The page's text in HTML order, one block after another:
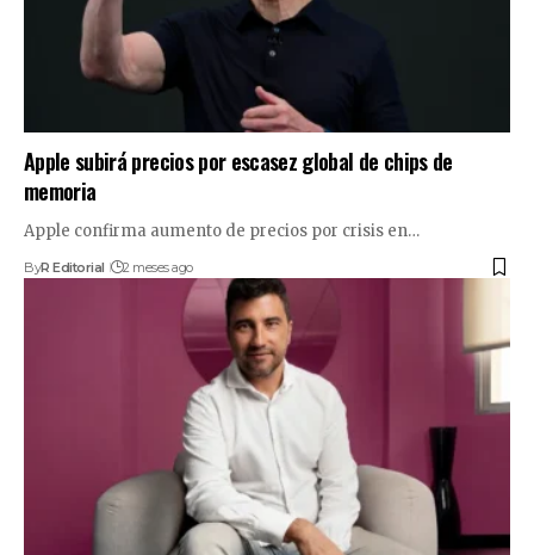
Apple subirá precios por escasez global de chips de
memoria
Apple confirma aumento de precios por crisis en…
ByR Editorial 2 meses ago